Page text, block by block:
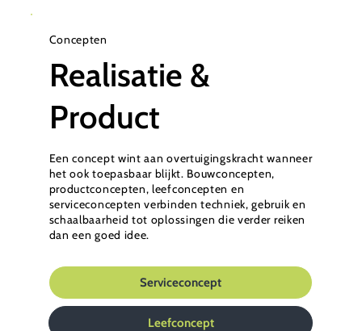
Concepten
Realisatie &
Product
Een concept wint aan overtuigingskracht wanneer
het ook toepasbaar blijkt. Bouwconcepten,
productconcepten, leefconcepten en
serviceconcepten verbinden techniek, gebruik en
schaalbaarheid tot oplossingen die verder reiken
dan een goed idee.
Serviceconcept
Leefconcept